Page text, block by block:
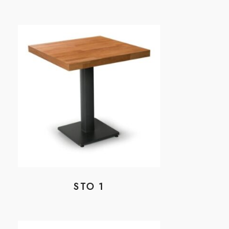
STO 1